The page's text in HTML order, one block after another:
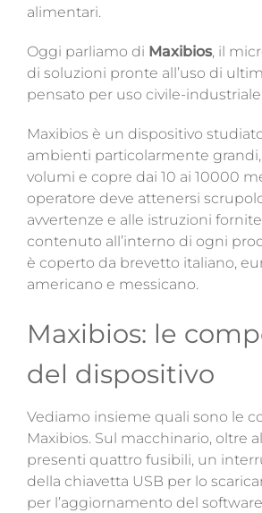
alimentari.
Oggi parliamo di Maxibios, il
di soluzioni pronte all’uso di
pensato per uso civile-industriale.
Maxibios è un dispositivo
ambienti particolarmente
volumi e copre dai 10 ai 10000
operatore deve attenersi
avvertenze e alle istruzioni
contenuto all’interno di ogni
è coperto da brevetto italiano,
americano e messicano.
Maxibios: le
del dispositivo
Vediamo insieme quali sono le
Maxibios. Sul macchinario, oltre
presenti quattro fusibili, un
della chiavetta USB per lo
per l’aggiornamento del